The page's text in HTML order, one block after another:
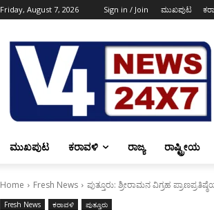
Friday, August 7, 2026 Sign in / Join ಮುಖಪುಟ
ಮುಖಪುಟ ಕರಾವಳಿ ರಾಜ್ಯ ರಾಷ್ಟ್ರೀಯ
Home Fresh News ಪುತ್ತೂರು: ಶ್ರೀರಾಮನ ವಿಗ್ರಹ
Fresh News ಕರಾವಳಿ ಪುತ್ತೂರು